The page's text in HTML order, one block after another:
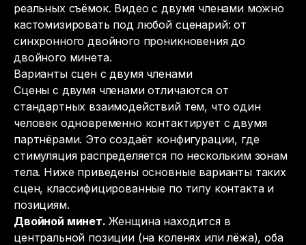
реальных съёмок. Видео с двумя членами можно
кастомизировать под любой сценарий: от
синхронного двойного проникновения до
двойного минета.
Варианты сцен с двумя членами
Сцены с двумя членами отличаются от
стандартных взаимодействий тем, что один
человек одновременно контактирует с двумя
партнёрами. Это создаёт конфигурации, где
стимуляция распределяется по нескольким зонам
тела. Ниже приведены основные варианты таких
сцен, классифицированные по типу контакта и
позициям.
Двойной минет. Женщина находится в
центральной позиции (на коленях или лёжа), оба